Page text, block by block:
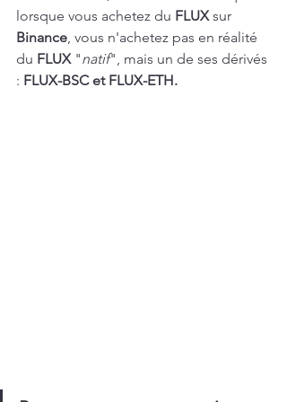
lorsque vous achetez du FLUX sur
Binance, vous n'achetez pas en réalité
du FLUX "natif", mais un de ses dérivés
: FLUX-BSC et FLUX-ETH.